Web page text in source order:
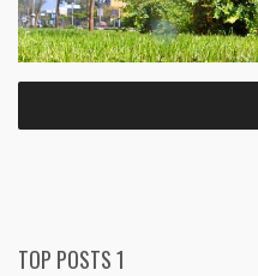
TOP POSTS 1